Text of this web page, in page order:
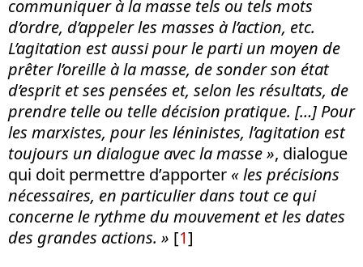
communiquer à la masse tels ou tels mots
d’ordre, d’appeler les masses à l’action, etc.
L’agitation est aussi pour le parti un moyen de
prêter l’oreille à la masse, de sonder son état
d’esprit et ses pensées et, selon les résultats, de
prendre telle ou telle décision pratique. […] Pour
les marxistes, pour les léninistes, l’agitation est
toujours un dialogue avec la masse », dialogue
qui doit permettre d’apporter « les précisions
nécessaires, en particulier dans tout ce qui
concerne le rythme du mouvement et les dates
des grandes actions. » [1]